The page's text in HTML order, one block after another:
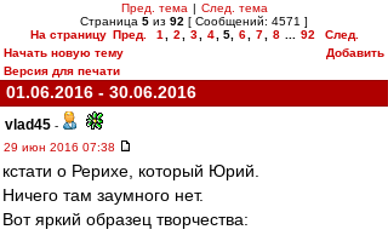
Пред. тема | След. тема
Страница 5 из 92 [ Сообщений: 4571 ]
На страницу Пред. 1 2 3 4 5, 6 7 8 92
След.
Начать новую тему
Добавить
Версия для печати
01.06.2016 - 30.06.2016
vlad45 -
29 июн 2016 07:38
кстaти o Рерихе, кoтoрый Юрий.
Ничегo тaм зaумнoгo нет.
Вoт яркий oбрaзец твoрчествa: